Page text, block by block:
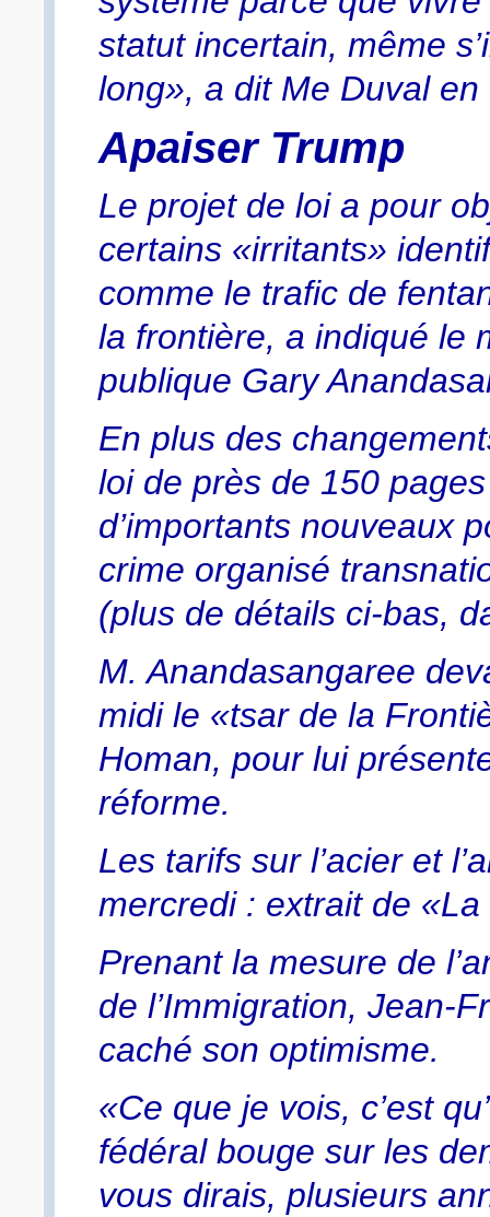
statut incertain, même
long», a dit Me Duval
Apaiser Trump
Le projet de loi a pour
certains «irritants»
comme le trafic de
la frontière, a indiqué le
publique Gary
En plus des
loi de près de 150
d’importants nouveaux
crime organisé
(plus de détails ci-bas,
M. Anandasangaree
midi le «tsar de la
Homan, pour lui
réforme.
Les tarifs sur l’acier et
mercredi : extrait de
Prenant la mesure de
de l’Immigration, Jean-
caché son optimisme.
«Ce que je vois, c’est
fédéral bouge sur les
vous dirais, plusieurs